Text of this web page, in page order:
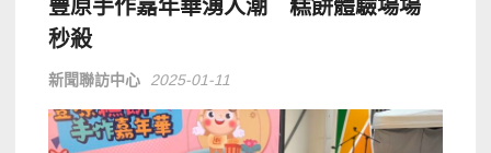
豐原手作嘉年華湧人潮 糕餅體驗場場
秒殺
新聞聯訪中心 2025-01-11